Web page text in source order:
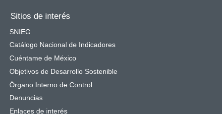
Sitios de interés
SNIEG
Catálogo Nacional de Indicadores
Cuéntame de México
Objetivos de Desarrollo Sostenible
Órgano Interno de Control
Denuncias
Enlaces de interés